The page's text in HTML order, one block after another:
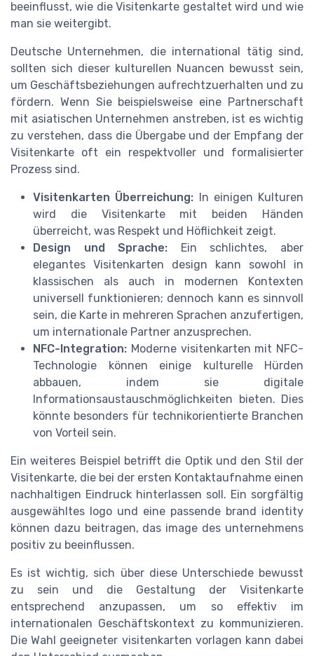
beeinflusst, wie die Visitenkarte gestaltet wird und wie
man sie weitergibt.
Deutsche Unternehmen, die international tätig sind,
sollten sich dieser kulturellen Nuancen bewusst sein,
um Geschäftsbeziehungen aufrechtzuerhalten und zu
fördern. Wenn Sie beispielsweise eine Partnerschaft
mit asiatischen Unternehmen anstreben, ist es wichtig
zu verstehen, dass die Übergabe und der Empfang der
Visitenkarte oft ein respektvoller und formalisierter
Prozess sind.
Visitenkarten Überreichung: In einigen Kulturen
wird die Visitenkarte mit beiden Händen
überreicht, was Respekt und Höflichkeit zeigt.
Design und Sprache: Ein schlichtes, aber
elegantes Visitenkarten design kann sowohl in
klassischen als auch in modernen Kontexten
universell funktionieren; dennoch kann es sinnvoll
sein, die Karte in mehreren Sprachen anzufertigen,
um internationale Partner anzusprechen.
NFC-Integration: Moderne visitenkarten mit NFC-
Technologie können einige kulturelle Hürden
abbauen, indem sie digitale
Informationsaustauschmöglichkeiten bieten. Dies
könnte besonders für technikorientierte Branchen
von Vorteil sein.
Ein weiteres Beispiel betrifft die Optik und den Stil der
Visitenkarte, die bei der ersten Kontaktaufnahme einen
nachhaltigen Eindruck hinterlassen soll. Ein sorgfältig
ausgewähltes logo und eine passende brand identity
können dazu beitragen, das image des unternehmens
positiv zu beeinflussen.
Es ist wichtig, sich über diese Unterschiede bewusst
zu sein und die Gestaltung der Visitenkarte
entsprechend anzupassen, um so effektiv im
internationalen Geschäftskontext zu kommunizieren.
Die Wahl geeigneter visitenkarten vorlagen kann dabei